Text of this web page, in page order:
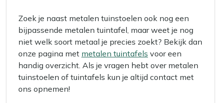
Zoek je naast metalen tuinstoelen ook nog een
bijpassende metalen tuintafel, maar weet je nog
niet welk soort metaal je precies zoekt? Bekijk dan
onze pagina met metalen tuintafels voor een
handig overzicht. Als je vragen hebt over metalen
tuinstoelen of tuintafels kun je altijd contact met
ons opnemen!